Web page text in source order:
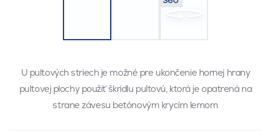
U pultových striech je možné pre ukončenie hornej hrany
pultovej plochy použiť škridlu pultovú, ktorá je opatrená na
strane závesu betónovým krycím lemom